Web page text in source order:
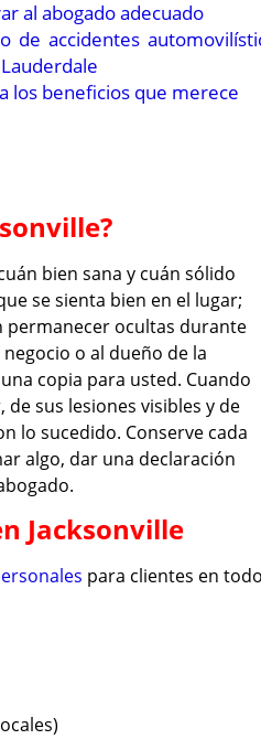
al abogado adecuado
de accidentes
los beneficios que merece
bien sana y cuán sólido
se sienta bien en el lugar;
permanecer ocultas durante
o al dueño de la
copia para usted. Cuando
sus lesiones visibles y de
lo sucedido. Conserve cada
algo, dar una declaración
Jacksonville
para clientes en todo